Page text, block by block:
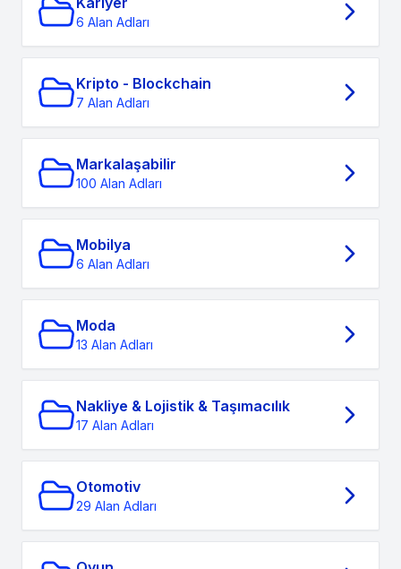
6 Alan Adları
Kripto - Blockchain
7 Alan Adları
Markalaşabilir
100 Alan Adları
Mobilya
6 Alan Adları
Moda
13 Alan Adları
Nakliye & Lojistik & Taşımacılık
17 Alan Adları
Otomotiv
29 Alan Adları